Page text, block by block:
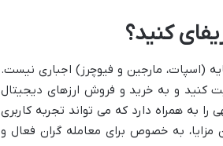
کنید؟
(اسپات، مارجین و فیوچرز) اجباری نیست.
کنید و به خرید و فروش ارزهای دیجیتال
را به همراه دارد که می تواند تجربه کاربری
مزایا، به خصوص برای معامله گران فعال و